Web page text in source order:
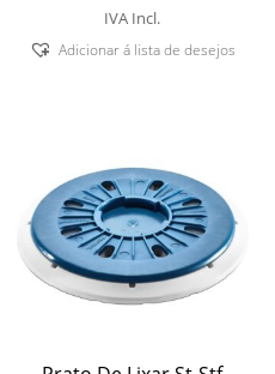
IVA Incl.
Adicionar á lista de desejos